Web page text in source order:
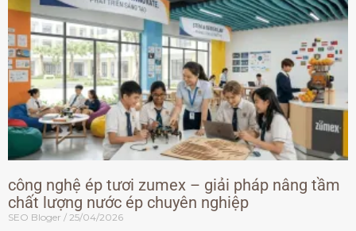
công nghệ ép tươi zumex – giải pháp nâng tầm
chất lượng nước ép chuyên nghiệp
SEO Bloger 25/04/2026